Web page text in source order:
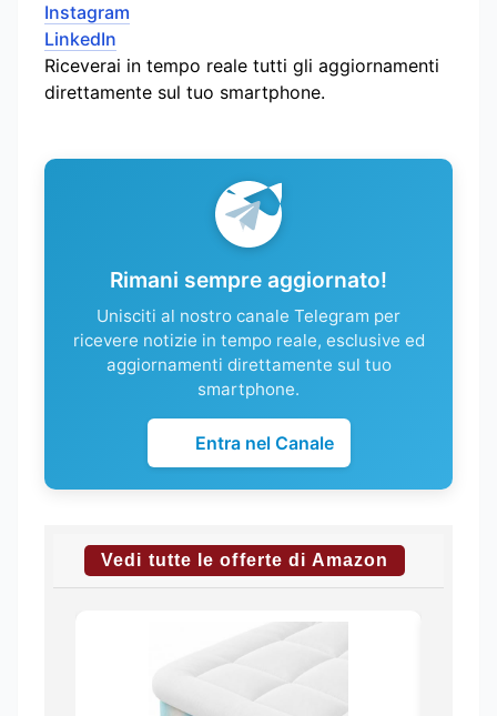
Instagram
LinkedIn
Riceverai in tempo reale tutti gli aggiornamenti
direttamente sul tuo smartphone.
Rimani sempre aggiornato!
Unisciti al nostro canale Telegram per
ricevere notizie in tempo reale, esclusive ed
aggiornamenti direttamente sul tuo
smartphone.
Entra nel Canale